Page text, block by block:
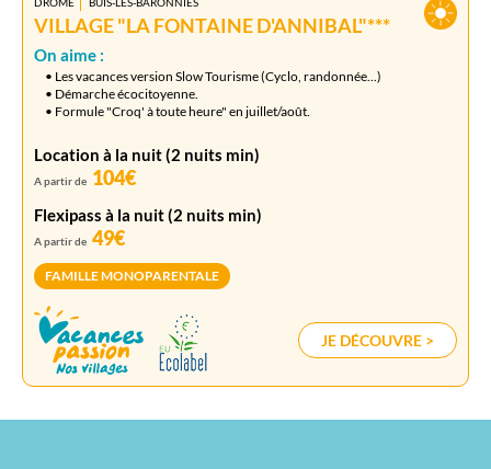
VILLAGE "LA FONTAINE D'ANNIBAL"***
On aime :
• Les vacances version Slow Tourisme (Cyclo, randonnée...)
• Démarche écocitoyenne.
• Formule "Croq' à toute heure" en juillet/août.
Location à la nuit (2 nuits min)
A partir de 104€
Flexipass à la nuit (2 nuits min)
A partir de 49€
FAMILLE MONOPARENTALE
JE DÉCOUVRE >